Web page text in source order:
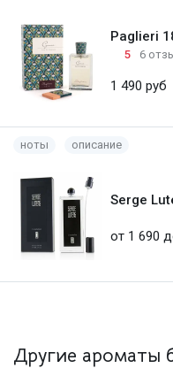
Paglieri
5 6
1 490 руб
ноты описание
Serge
от 1 690
Другие ароматы